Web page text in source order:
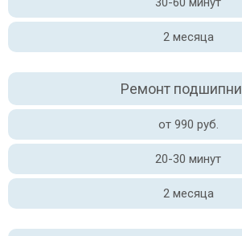
2 месяца
Ремонт
от 990 руб.
20-30 минут
2 месяца